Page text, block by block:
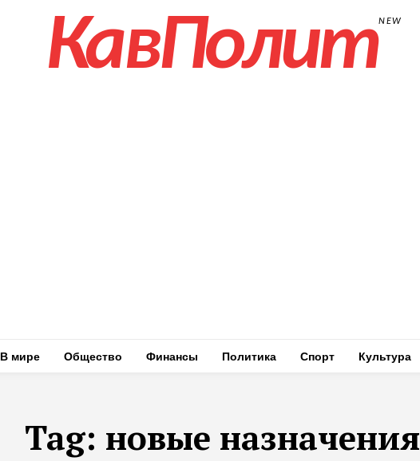
КавПолитNEW
В мире Общество Финансы Политика Спорт Культура
Tag: новые назначения